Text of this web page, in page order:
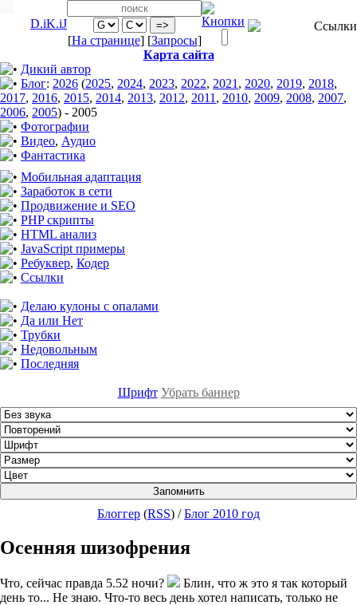
D.iK.iJ
[На странице] [Запросы]
Карта сайта
Дикий автор
Блог: 2026 (2025, 2024, 2023, 2022, 2021 , 2020, 2019, 2018,
2017, 2016, 2015, 2014, 2013, 2012, 2011 , 2010, 2009, 2008, 2007,
2006, 2005) - 2005
Фотографии
Видео, Аудио
Фантастика
Мобильная адаптация
Заработок в сети
Продвижение и SEO
PHP скрипты
HTML анализ
JavaScript примеры
Ребуквер, Кодер
Ссылки
Делаю кулоны с опалами
Да или Нет
Трубки
Недовольным
Последняя
Шрифт Убрать баннер
Блоггер (RSS) /Блог 2010 год
Осенняя шизофрения
Что, сейчас правда 5.52 ночи?
Блин, что ж это я так который
день то... Не знаю. Что-то весь день хотел написать, только не